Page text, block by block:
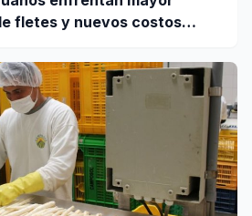
fletes y nuevos costos